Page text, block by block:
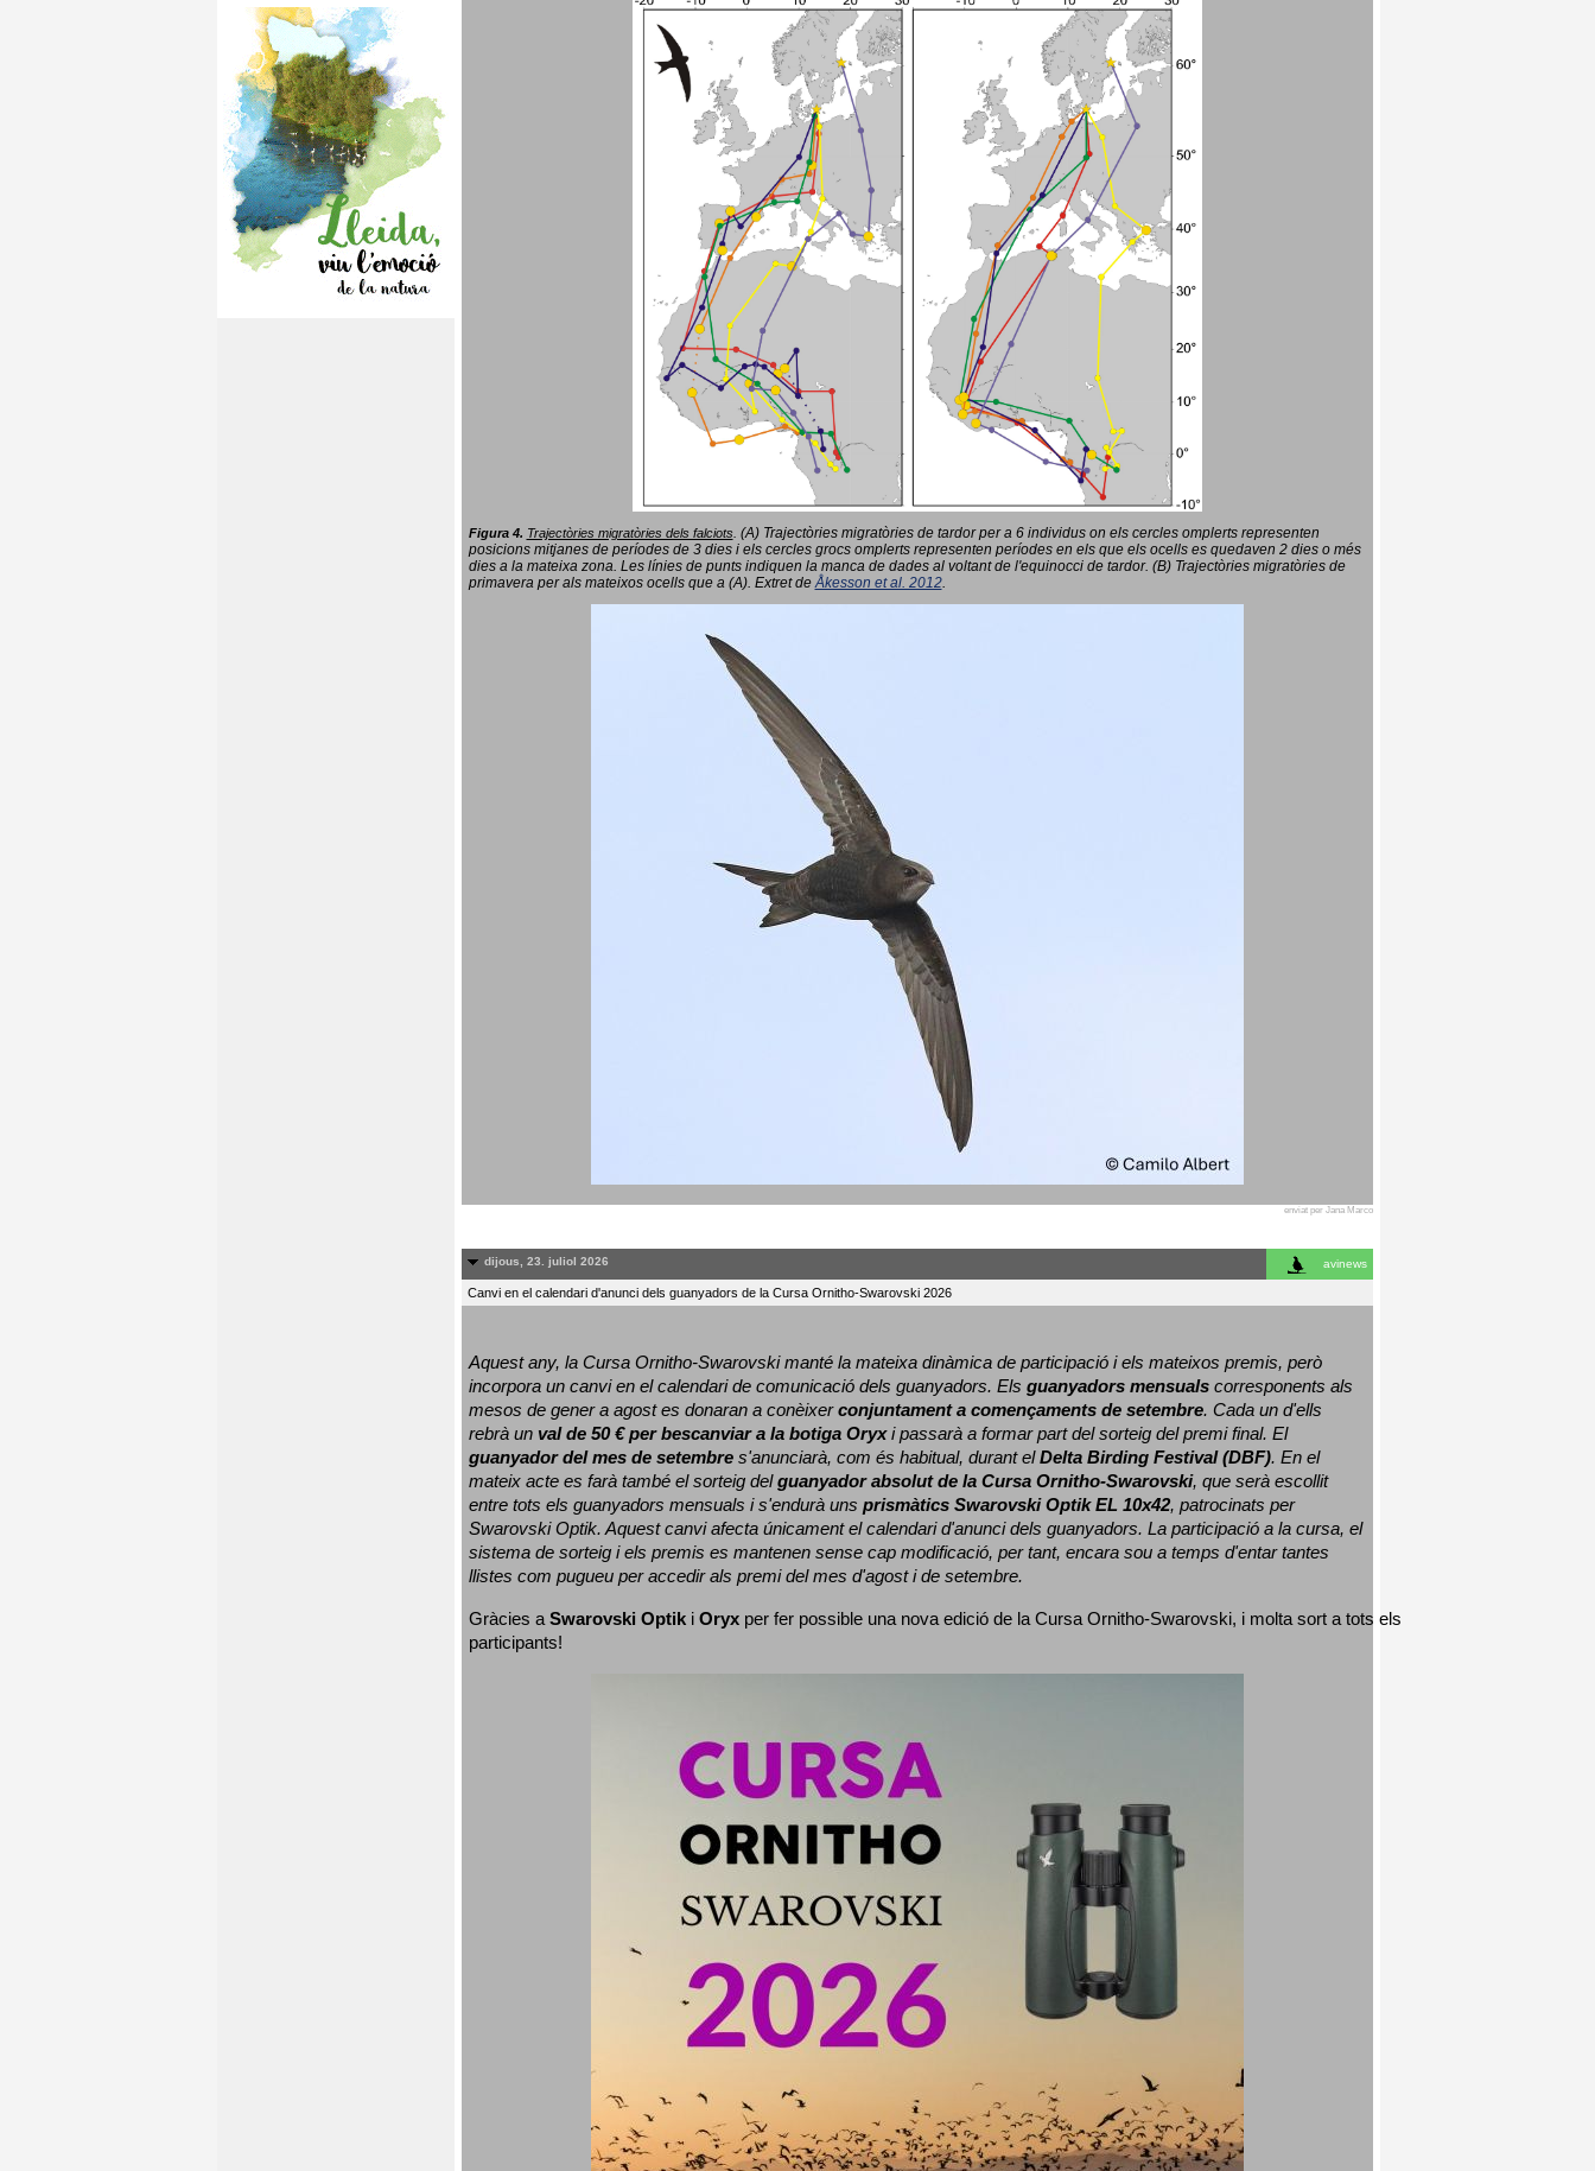
Figura 4. Trajectòries migratòries dels falciots. (A) Trajectòries migratòries de tardor per a 6 individus on els cercles omplerts representen
posicions mitjanes de períodes de 3 dies i els cercles grocs omplerts representen períodes en els que els ocells es quedaven 2 dies o més
dies a la mateixa zona. Les línies de punts indiquen la manca de dades al voltant de l'equinocci de tardor. (B) Trajectòries migratòries de
primavera per als mateixos ocells que a (A). Extret deÅkesson et al. 2012.
enviat per Jana Marco
dijous, 23. juliol 2026 avinews
Canvi en el calendari d'anunci dels guanyadors de la Cursa Ornitho-Swarovski 2026
Aquest any, la Cursa Ornitho-Swarovski manté la mateixa dinàmica de participació i els mateixos premis, però
incorpora un canvi en el calendari de comunicació dels guanyadors. Els guanyadors mensuals corresponents als
mesos de gener a agost es donaran a conèixer conjuntament a començaments de setembre. Cada un d'ells
rebrà un val de 50 € per bescanviar a la botiga Oryx i passarà a formar part del sorteig del premi final.
El
guanyador del mes de setembre s'anunciarà, com és habitual, durant el Delta Birding Festival (DBF). En el
mateix acte es farà també el sorteig del guanyador absolut de la Cursa Ornitho-Swarovski, que serà escollit
entre tots els guanyadors mensuals i s'endurà uns prismàtics Swarovski Optik EL 10x42, patrocinats per
Swarovski Optik. Aquest canvi afecta únicament el calendari d'anunci dels guanyadors. La participació a la cursa, el
sistema de sorteig i els premis es mantenen sense cap modificació, per tant, encara sou a temps d'entar tantes
llistes com pugueu per accedir als premi del mes d'agost i de setembre.
Gràcies a Swarovski Optik i Oryx per fer possible una nova edició de la Cursa Ornitho-Swarovski, i molta sort a tots els
participants!